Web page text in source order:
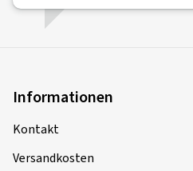
Informationen
Kontakt
Versandkosten